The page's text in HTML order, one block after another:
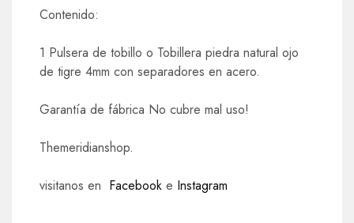
Contenido:
1 Pulsera de tobillo o Tobillera piedra natural ojo
de tigre 4mm con separadores en acero.
Garantía de fábrica No cubre mal uso!
Themeridianshop.
visitanos en Facebook e Instagram